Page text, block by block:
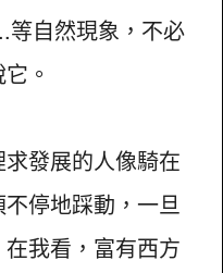
等自然現象，不必
。
發展的人像騎在
停地踩動，一旦
我看，富有西方